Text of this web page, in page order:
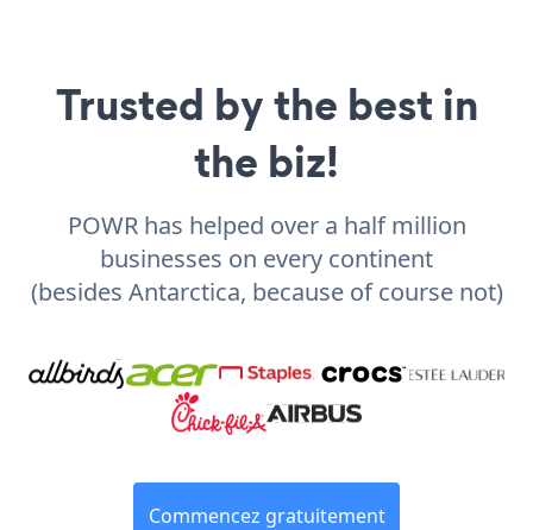
Trusted by the best in
the biz!
POWR has helped over a half million
businesses on every continent
(besides Antarctica, because of course not)
Commencez gratuitement